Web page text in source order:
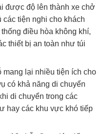
được độ lên thành xe chở
tiện nghi cho khách
điều hòa không khí,
thiết bị an toàn như túi
lại nhiều tiện ích cho
có khả năng di chuyển
di chuyển trong các
hay các khu vực khó tiếp